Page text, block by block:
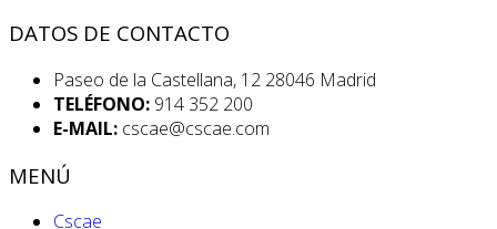
DATOS DE CONTACTO
Paseo de la Castellana, 12 28046 Madrid
TELÉFONO: 914 352 200
E-MAIL: cscae@cscae.com
MENÚ
Cscae